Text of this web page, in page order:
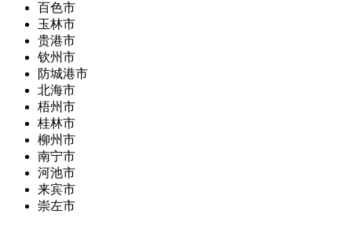
百色市
玉林市
贵港市
钦州市
防城港市
北海市
梧州市
桂林市
柳州市
南宁市
河池市
来宾市
崇左市